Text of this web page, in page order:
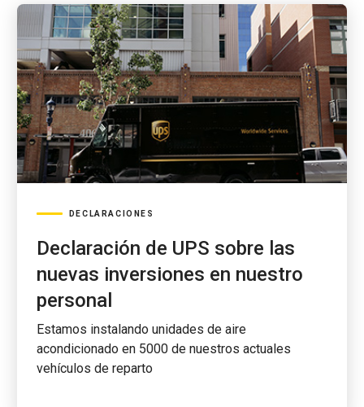
DECLARACIONES
Declaración de UPS sobre las
nuevas inversiones en nuestro
personal
Estamos instalando unidades de aire
acondicionado en 5000 de nuestros actuales
vehículos de reparto